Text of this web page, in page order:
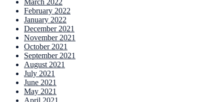
March 2022
February 2022
January 2022
December 2021
November 2021
October 2021
September 2021
August 2021
July 2021
June 2021
May 2021